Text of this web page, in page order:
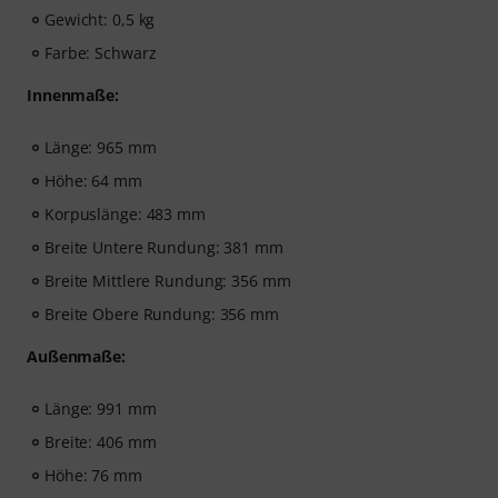
Gewicht: 0,5 kg
Farbe: Schwarz
Innenmaße:
Länge: 965 mm
Höhe: 64 mm
Korpuslänge: 483 mm
Breite Untere Rundung: 381 mm
Breite Mittlere Rundung: 356 mm
Breite Obere Rundung: 356 mm
Außenmaße:
Länge: 991 mm
Breite: 406 mm
Höhe: 76 mm